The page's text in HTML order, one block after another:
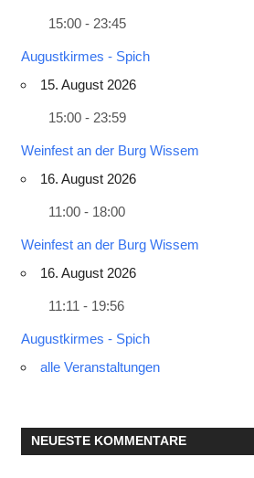
15:00 - 23:45
Augustkirmes - Spich
15. August 2026
15:00 - 23:59
Weinfest an der Burg Wissem
16. August 2026
11:00 - 18:00
Weinfest an der Burg Wissem
16. August 2026
11:11 - 19:56
Augustkirmes - Spich
alle Veranstaltungen
NEUESTE KOMMENTARE